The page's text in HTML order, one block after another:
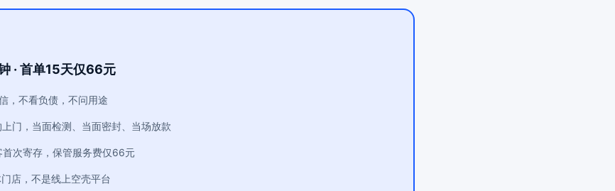
· 首单15天仅66元
，不看负债，不问用途
上门，当面检测、当面密封、当场放款
首次寄存，保管服务费仅66元
门店，不是线上空壳平台